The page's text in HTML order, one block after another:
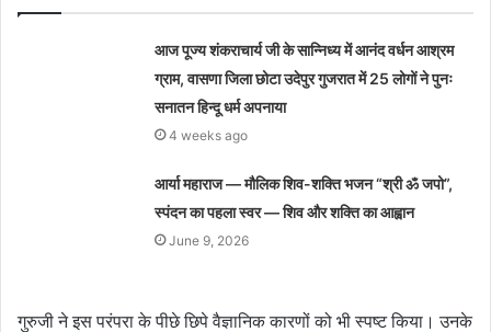
आज पूज्य शंकराचार्य जी के सान्निध्य में आनंद वर्धन आश्रम
ग्राम, वासणा जिला छोटा उदेपुर गुजरात में 25 लोगों ने पुनः
सनातन हिन्दू धर्म अपनाया
4 weeks ago
आर्या महाराज — मौलिक शिव-शक्ति भजन “श्री ॐ जपो”,
स्पंदन का पहला स्वर — शिव और शक्ति का आह्वान
June 9, 2026
गुरुजी ने इस परंपरा के पीछे छिपे वैज्ञानिक कारणों को भी स्पष्ट किया। उनके